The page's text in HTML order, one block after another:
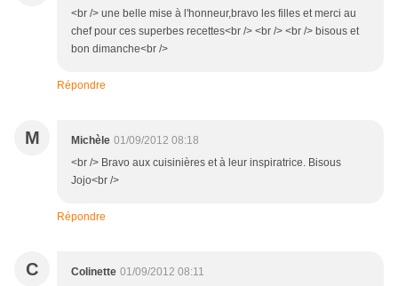
<br /> une belle mise à l'honneur,bravo les filles et merci au
chef pour ces superbes recettes<br /> <br /> <br /> bisous et
bon dimanche<br />
Répondre
M Michèle 01/09/2012 08:18
<br /> Bravo aux cuisinières et à leur inspiratrice. Bisous
Jojo<br />
Répondre
C Colinette 01/09/2012 08:11